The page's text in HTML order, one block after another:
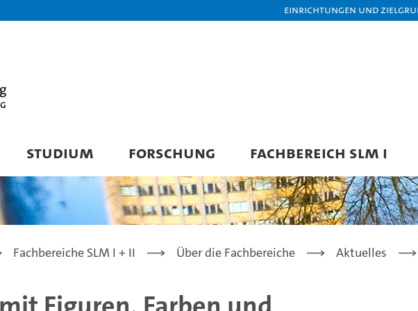
Einrichtungen und
STUDIUM FORSCHUNG FACHBEREICH SLM I
Fachbereiche SLM I + II Über die Fachbereiche Aktuelles